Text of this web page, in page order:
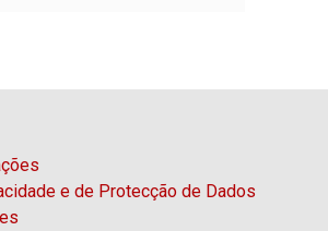
e de Protecção de Dados